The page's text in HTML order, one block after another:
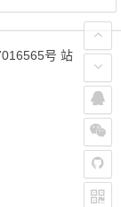
号 站